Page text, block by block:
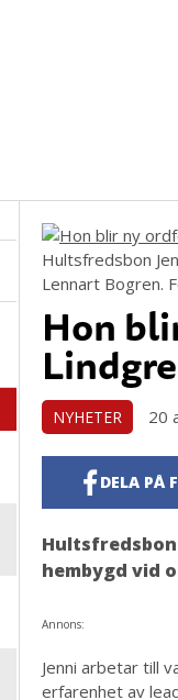
Hultsfredsbon
Lennart Bogren.
Hon
NYHETER 20
DELA PÅ
hembygd vid
Annons:
Jenni arbetar till
erfarenhet av